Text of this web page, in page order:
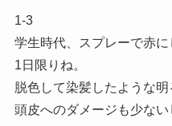
1-3
学生時代、スプレーで赤に
1日限りね。
脱色して染髪したような明
頭皮へのダメージも少な